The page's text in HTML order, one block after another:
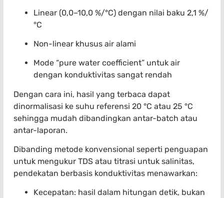
Linear (0,0–10,0 %/°C) dengan nilai baku 2,1 %/
°C
Non-linear khusus air alami
Mode “pure water coefficient” untuk air
dengan konduktivitas sangat rendah
Dengan cara ini, hasil yang terbaca dapat
dinormalisasi ke suhu referensi 20 °C atau 25 °C
sehingga mudah dibandingkan antar-batch atau
antar-laporan.
Dibanding metode konvensional seperti penguapan
untuk mengukur TDS atau titrasi untuk salinitas,
pendekatan berbasis konduktivitas menawarkan:
Kecepatan: hasil dalam hitungan detik, bukan